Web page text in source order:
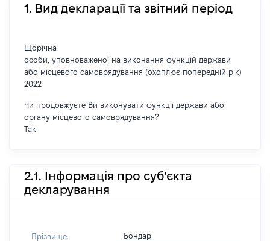
1. Вид декларації та звітний період
Щорічна
особи, уповноваженої на виконання функцій держави
або місцевого самоврядування (охоплює попередній рік)
2022
Чи продовжуєте Ви виконувати функції держави або
органу місцевого самоврядування?
Так
2.1. Інформація про суб'єкта
декларування
Прізвище: Бондар